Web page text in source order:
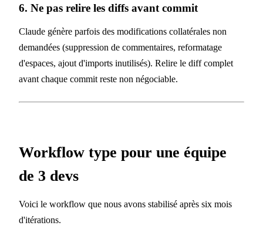
6. Ne pas relire les diffs avant commit
Claude génère parfois des modifications collatérales non
demandées (suppression de commentaires, reformatage
d'espaces, ajout d'imports inutilisés). Relire le diff complet
avant chaque commit reste non négociable.
Workflow type pour une équipe
de 3 devs
Voici le workflow que nous avons stabilisé après six mois
d'itérations.